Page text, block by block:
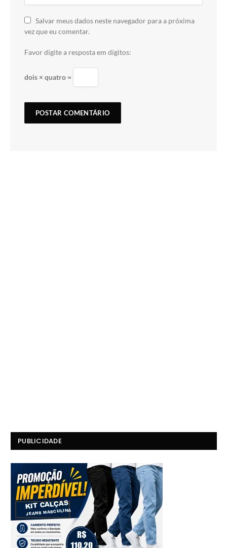
Salvar meus dados neste navegador para a próxima
vez que eu comentar.
Favor digite a resposta em dígitos:
dois × quatro =
PUBLICIDADE